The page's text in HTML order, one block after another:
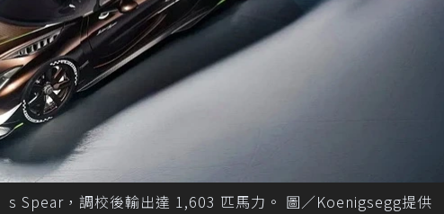
Spear，調校後輸出達 1,603 匹馬力。 圖／Koenigsegg提供